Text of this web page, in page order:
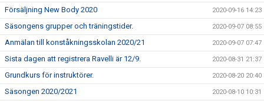
Försäljning New Body 2020 2020-09-16 14:23
Säsongens grupper och träningstider. 2020-09-07 08:55
Anmälan till konståkningsskolan 2020/21 2020-09-07 07:47
Sista dagen att registrera Ravelli är 12/9. 2020-08-31 21:37
Grundkurs för instruktörer. 2020-08-20 20:40
Säsongen 2020/2021 2020-08-10 10:31